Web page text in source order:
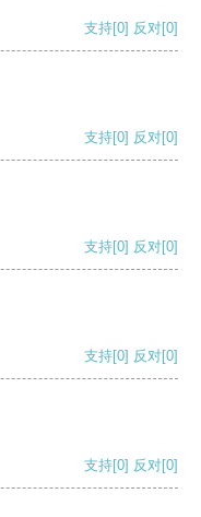
支持[0] 反对[0]
支持[0] 反对[0]
支持[0] 反对[0]
支持[0] 反对[0]
支持[0] 反对[0]